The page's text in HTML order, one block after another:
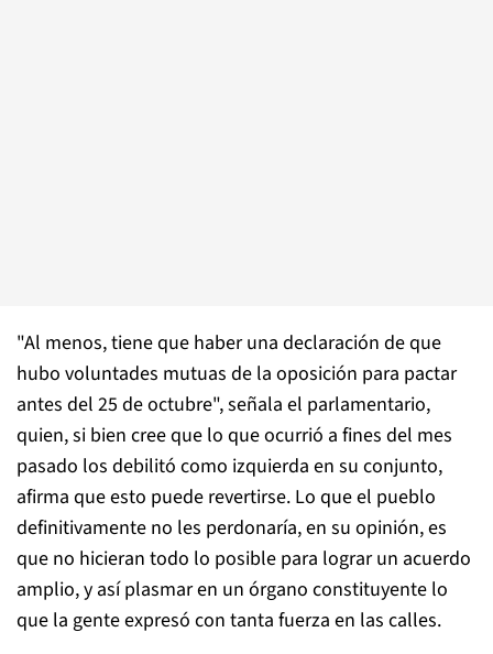
"Al menos, tiene que haber una declaración de que
hubo voluntades mutuas de la oposición para pactar
antes del 25 de octubre", señala el parlamentario,
quien, si bien cree que lo que ocurrió a fines del mes
pasado los debilitó como izquierda en su conjunto,
afirma que esto puede revertirse. Lo que el pueblo
definitivamente no les perdonaría, en su opinión, es
que no hicieran todo lo posible para lograr un acuerdo
amplio, y así plasmar en un órgano constituyente lo
que la gente expresó con tanta fuerza en las calles.